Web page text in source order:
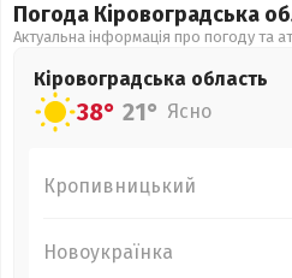
Погода Кіровоградська
Актуальна інформація про погоду та
Кіровоградська область
38° 21° Ясно
Кропивницький
Новоукраїнка